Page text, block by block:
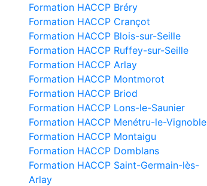
Formation HACCP Bréry
Formation HACCP Crançot
Formation HACCP Blois-sur-Seille
Formation HACCP Ruffey-sur-Seille
Formation HACCP Arlay
Formation HACCP Montmorot
Formation HACCP Briod
Formation HACCP Lons-le-Saunier
Formation HACCP Menétru-le-Vignoble
Formation HACCP Montaigu
Formation HACCP Domblans
Formation HACCP Saint-Germain-lès-
Arlay